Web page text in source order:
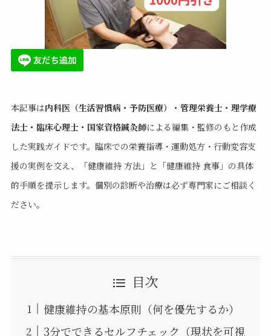
本記事は内科医（生活習慣病・予防医療）・管理栄養士・理学療
法士・臨床心理士・国家資格鍼灸師による編集・監修のもと作成
した実践ガイドです。臨床での栄養指導・運動処方・行動変容支
援の実例を交え、「健康維持 方法」と「健康維持 食事」の具体
的手順を提示します。個別の診断や治療は必ず専門家にご相談く
ださい。
目次
健康維持の基本原則（何を優先するか）
3分でできるセルフチェック（現状を可視